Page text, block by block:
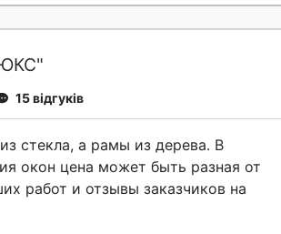
15 відгуків
стекла, а рамы из дерева. В
окон цена может быть разная от
работ и отзывы заказчиков на